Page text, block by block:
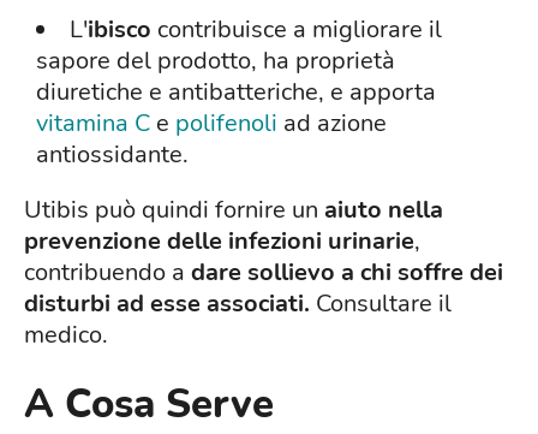
L'ibisco contribuisce a migliorare il
sapore del prodotto, ha proprietà
diuretiche e antibatteriche, e apporta
vitamina C e polifenoli ad azione
antiossidante.
Utibis può quindi fornire un aiuto nella
prevenzione delle infezioni urinarie,
contribuendo a dare sollievo a chi soffre dei
disturbi ad esse associati. Consultare il
medico.
A Cosa Serve